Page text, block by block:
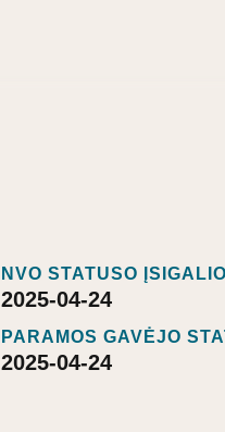
NVO STATUSO
2025-04-24
PARAMOS GAVĖJO
2025-04-24